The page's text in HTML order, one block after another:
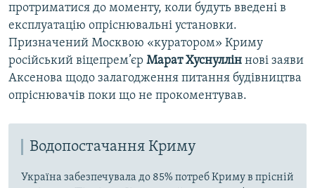
протриматися до моменту, коли будуть введені в
експлуатацію опріснювальні установки.
Призначений Москвою «куратором» Криму
російський віцепрем’єр Марат Хуснуллін нові заяви
Аксенова щодо залагодження питання будівництва
опріснювачів поки що не прокоментував.
Водопостачання Криму
Україна забезпечувала до 85% потреб Криму в прісній